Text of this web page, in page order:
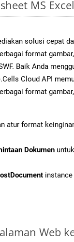
MS
solusi cepat
format
Baik Anda
Cloud API
format
atur format
Dokumen
Web